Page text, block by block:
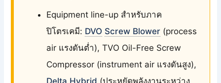
Equipment line-up สำหรับภาค
ปิโตรเคมี: DVO Screw Blower(process
air แรงดันต่ำ), TVO Oil-Free Screw
Compressor (instrument air แรงดันสูง),